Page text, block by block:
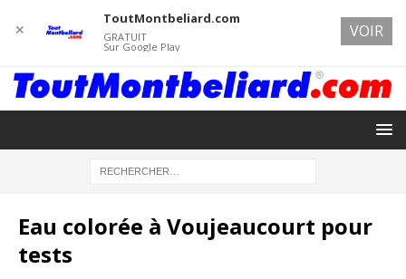
Eau colorée à Voujeaucourt pour
tests
✕
ToutMontbeliard.com
GRATUIT
Sur Google Play
VOIR